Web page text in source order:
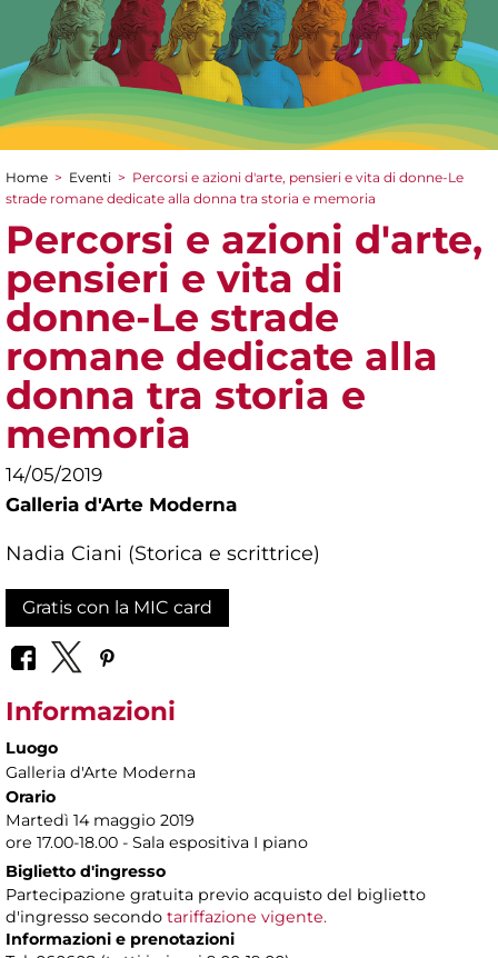
Tu sei qui
Home > Eventi > Percorsi e azioni d'arte, pensieri e vita di donne-Le
strade romane dedicate alla donna tra storia e memoria
Percorsi e azioni d'arte,
pensieri e vita di
donne-Le strade
romane dedicate alla
donna tra storia e
memoria
14/05/2019
Galleria d'Arte Moderna
Nadia Ciani (Storica e scrittrice)
Gratis con la MIC card
Informazioni
Luogo
Galleria d'Arte Moderna
Orario
Martedì 14 maggio 2019
ore 17.00-18.00 - Sala espositiva I piano
Biglietto d'ingresso
Partecipazione gratuita previo acquisto del biglietto
d'ingresso secondo tariffazione vigente.
Informazioni e prenotazioni